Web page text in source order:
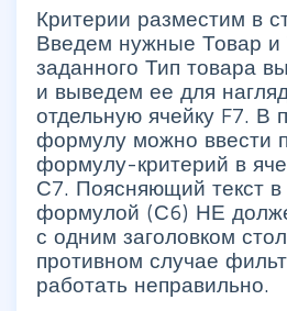
Критерии разместим в
Введем нужные Товар и
заданного Тип товара
и выведем ее для
отдельную ячейку F7. В
формулу можно ввести
формулу-критерий в
С7. Поясняющий текст в
формулой (С6) НЕ
с одним заголовком
противном случае
работать неправильно.